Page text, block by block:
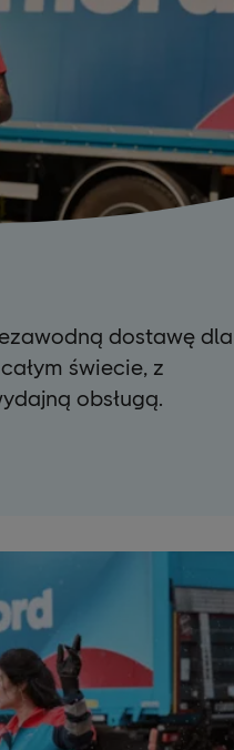
dostawę
świecie, z
obsługą.